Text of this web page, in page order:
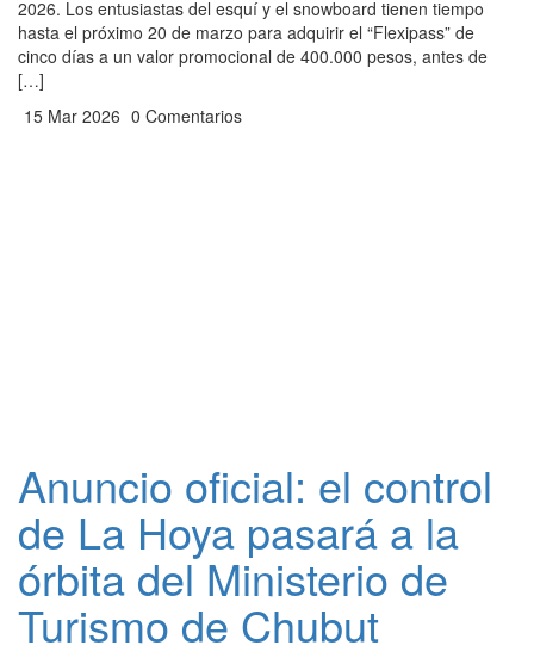
2026. Los entusiastas del esquí y el snowboard tienen tiempo
hasta el próximo 20 de marzo para adquirir el “Flexipass” de
cinco días a un valor promocional de 400.000 pesos, antes de
[…]
15 Mar 2026 0 Comentarios
Anuncio oficial: el control
de La Hoya pasará a la
órbita del Ministerio de
Turismo de Chubut